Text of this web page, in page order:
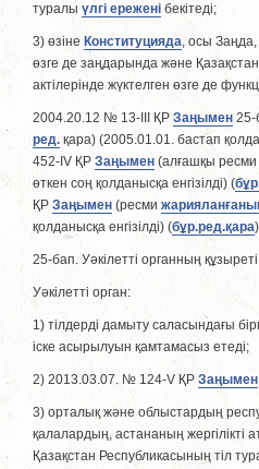
туралы үлгі ережені бекітеді;
3) өзіне Конституцияда, осы
өзге де заңдарында және
актілерінде жүктелген өзге де
2004.20.12 № 13-III ҚР Заңымен 25-
ред. қара) (2005.01.01. бастап
452-IV ҚР Заңымен (алғашқы ресми
өткен соң қолданысқа енгізілді) (
ҚР Заңымен (ресми
қолданысқа енгізiлдi) (бұр.ред.қара
25-бап. Уәкiлеттi органның құзыретi
Уәкiлеттi орган:
1) тiлдердi дамыту саласындағы
iске асырылуын қамтамасыз етедi;
2) 2013.03.07. № 124-V ҚР Заңымен
3) орталық және облыстардың
қалалардың, астананың жергiлiктi
Қазақстан Республикасының тiл